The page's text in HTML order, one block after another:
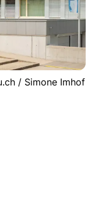
/ Simone Imhof